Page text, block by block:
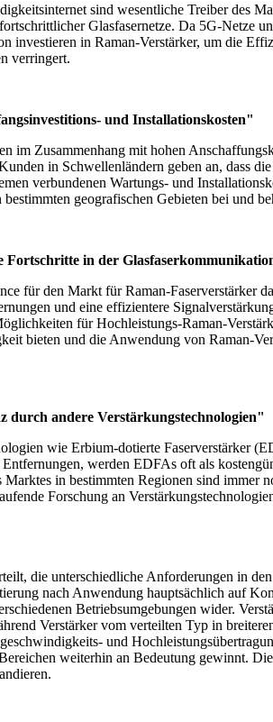
sind wesentliche Treiber des
Glasfasernetze. Da 5G-Netze
in Raman-Verstärker, um die
verringert.
und Installationskosten"
Zusammenhang mit hohen
in Schwellenländern geben an, dass
verbundenen Wartungs- und
geografischen Gebieten bei und
Fortschritte in der
für den Markt für Raman-Faserverstärker
und eine effizientere
für Hochleistungs-Raman-
bieten und die Anwendung von Raman-
durch andere Verstärkungstechnologien"
wie Erbium-dotierte Faserverstärker
werden EDFAs oft als
in bestimmten Regionen sind
Forschung an
die unterschiedliche Anforderungen in
nach Anwendung hauptsächlich auf
Betriebsumgebungen wider.
Verstärker vom verteilten Typ in
und
weiterhin an Bedeutung gewinnt.